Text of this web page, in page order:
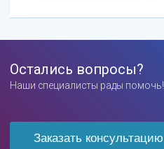
Остались вопросы?
Наши специалисты рады помочь!
Заказать консультацию